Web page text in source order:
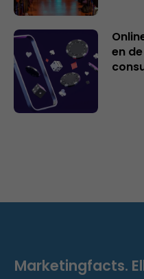
en
Marketingfacts.